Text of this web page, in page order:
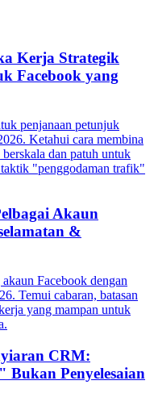
Kerja Strategik
Facebook yang
penjanaan petunjuk
Ketahui cara membina
dan patuh untuk
"penggodaman trafik"
Akaun
&
Facebook dengan
Temui cabaran, batasan
yang mampan untuk
CRM:
Bukan Penyelesaian